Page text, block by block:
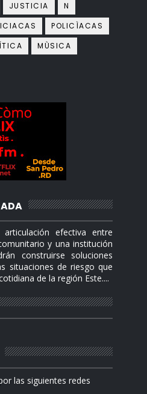
JUSTICIA
N
POLICÌACAS
MÙSICA
efectiva entre
y una institución
construirse soluciones
situaciones de riesgo que
de la región Este....
las siguientes redes